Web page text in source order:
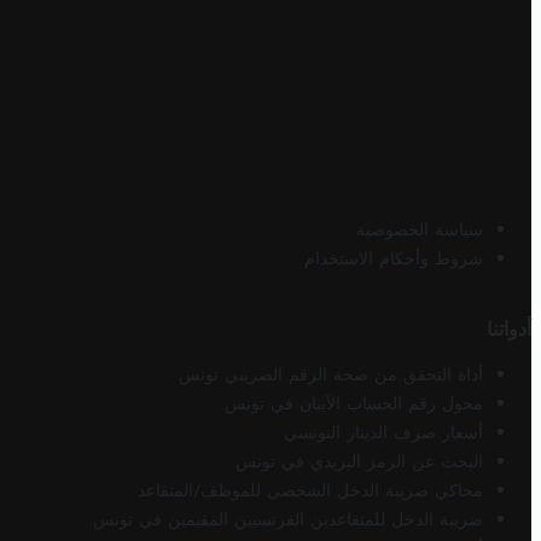
سياسة الخصوصية
شروط وأحكام الاستخدام
أدواتنا
أداة التحقق من صحة الرقم الضريبي تونس
محول رقم الحساب الآيبان في تونس
أسعار صرف الدينار التونسي
البحث عن الرمز البريدي في تونس
محاكي ضريبة الدخل الشخصي للموظف/المتقاعد
ضريبة الدخل للمتقاعدين الفرنسيين المقيمين في تونس